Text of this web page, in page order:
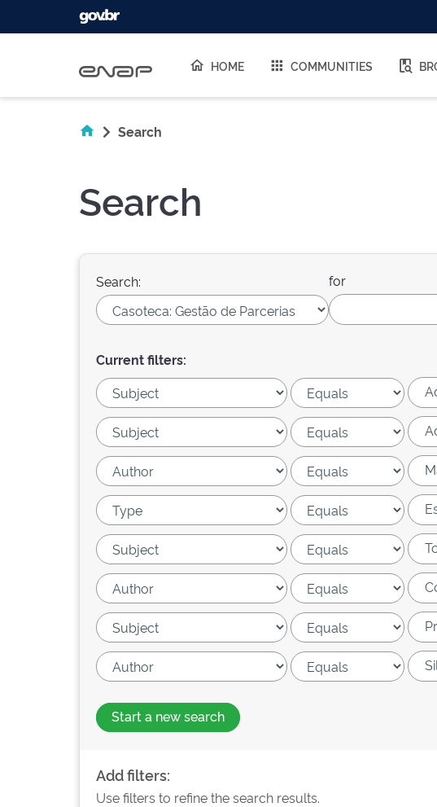
HOME COMMUNITIES
Search
Search
Search: for
Current filters:
Start a new search
Add filters:
Use filters to refine the search results.